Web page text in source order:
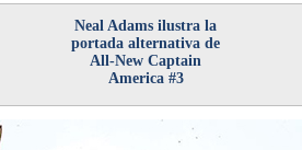
Neal Adams ilustra la
portada alternativa de
All-New Captain
America #3